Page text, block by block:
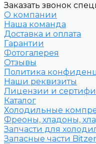
Заказать звонок
О компании
Наша команда
Доставка и оплата
Гарантии
Фотогалерея
Отзывы
Политика
Наши реквизиты
Лицензии и
Каталог
Холодильные
Фреоны, хладоны,
Запчасти для
Запасные части Bitzer